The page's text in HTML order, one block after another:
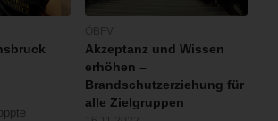
Akzeptanz und Wissen
erhöhen –
Brandschutzerziehung für
alle Zielgruppen